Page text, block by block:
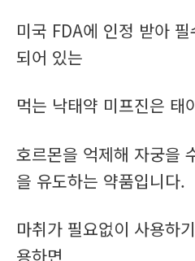
미국 FDA에 인정 받아
되어 있는
먹는 낙태약 미프진은 태
호르몬을 억제해 자궁을
을 유도하는 약품입니다.
마취가 필요없이 사용하
용하면